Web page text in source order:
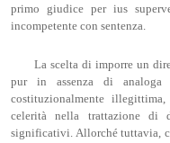
primo giudice per ius
incompetente con sentenza.
La scelta di imporre un
pur in assenza di
costituzionalmente
celerità nella trattazione di
significativi. Allorché tuttavia,